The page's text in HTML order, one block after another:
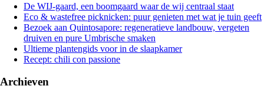
De WIJ-gaard, een boomgaard waar de wij centraal staat
Eco & wastefree picknicken: puur genieten met wat je tuin geeft
Bezoek aan Quintosapore: regeneratieve landbouw, vergeten
druiven en pure Umbrische smaken
Ultieme plantengids voor in de slaapkamer
Recept: chili con passione
Archieven